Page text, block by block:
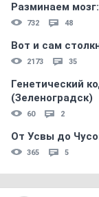
Разминаем
732 48
Вот и сам
2173 35
Генетический
(Зеленоградск)
60 2
От Усвы до
365 5